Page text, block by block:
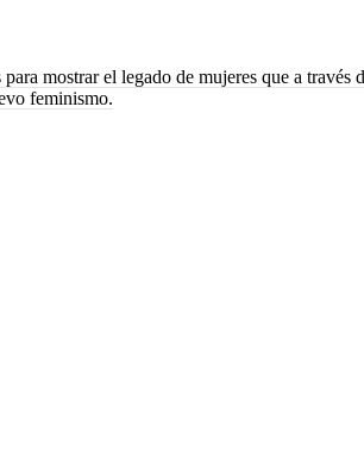
mostrar el legado de mujeres que a
feminismo.